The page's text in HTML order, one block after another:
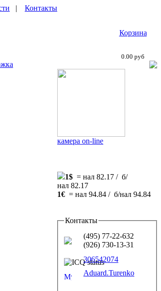
| Контакты
Корзина
0.00 руб
камера on-line
1$ = нал 82.17 / б/
нал 82.17
1€ = нал 94.84 / б/нал 94.84
Контакты
(495) 77-22-632
(926) 730-13-31
306542074
Aduard.Turenko